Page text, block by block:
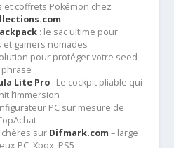
et coffrets Pokémon chez
: le sac ultime pour
gamers nomades
pour protéger votre seed
phrase
Lite Pro: Le cockpit pliable qui
l’immersion
PC sur mesure de
chères sur Difmark.com – large